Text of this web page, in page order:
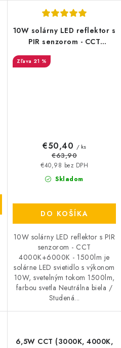
10W solárny LED reflektor s
PIR senzorom - CCT
21 %
Skladom
€40,98 bez DPH
€50,40 / ks
€63,90
DO KOŠÍKA
10W solárny LED reflektor s PIR
senzorom - CCT
4000K+6000K - 1500lm je
solárne LED svietidlo s výkonom
10W, svetelným tokom 1500lm,
farbou svetla Neutrálna biela /
Studená...
6,5W CCT (3000K, 4000K,